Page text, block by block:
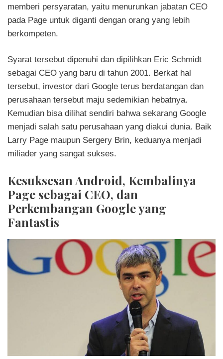
memberi persyaratan, yaitu menurunkan jabatan CEO
pada Page untuk diganti dengan orang yang lebih
berkompeten.
Syarat tersebut dipenuhi dan dipilihkan Eric Schmidt
sebagai CEO yang baru di tahun 2001. Berkat hal
tersebut, investor dari Google terus berdatangan dan
perusahaan tersebut maju sedemikian hebatnya.
Kemudian bisa dilihat sendiri bahwa sekarang Google
menjadi salah satu perusahaan yang diakui dunia. Baik
Larry Page maupun Sergery Brin, keduanya menjadi
miliader yang sangat sukses.
Kesuksesan Android, Kembalinya
Page sebagai CEO, dan
Perkembangan Google yang
Fantastis